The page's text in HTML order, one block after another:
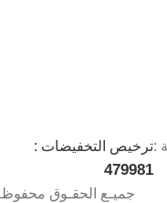
:ترخيص التخفيضات :
479981
جميـع الحقـوق محفوظـة